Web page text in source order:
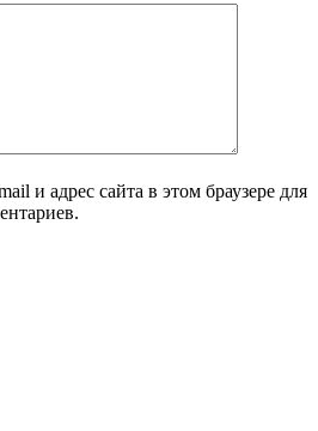
и адрес сайта в этом браузере для